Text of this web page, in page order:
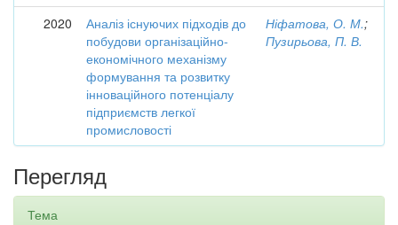
2020
Аналіз існуючих підходів до
побудови організаційно-
економічного механізму
формування та розвитку
інноваційного потенціалу
підприємств легкої
промисловості
Ніфатова, О. М.;
Пузирьова, П. В.
Перегляд
Тема